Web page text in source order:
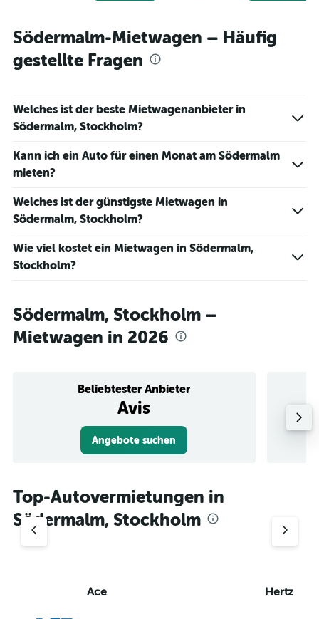
Södermalm-Mietwagen – Häufig
gestellte Fragen
Welches ist der beste Mietwagenanbieter in
Södermalm, Stockholm?
Kann ich ein Auto für einen Monat am Södermalm
mieten?
Welches ist der günstigste Mietwagen in
Södermalm, Stockholm?
Wie viel kostet ein Mietwagen in Södermalm,
Stockholm?
Södermalm, Stockholm –
Mietwagen in 2026
Beliebtester Anbieter
Avis
Angebote suchen
Top-Autovermietungen in
Södermalm, Stockholm
Ace Hertz